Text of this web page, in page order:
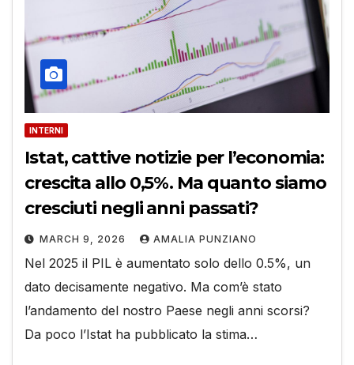
INTERNI
Istat, cattive notizie per l’economia:
crescita allo 0,5%. Ma quanto siamo
cresciuti negli anni passati?
MARCH 9, 2026 AMALIA PUNZIANO
Nel 2025 il PIL è aumentato solo dello 0.5%, un
dato decisamente negativo. Ma com’è stato
l’andamento del nostro Paese negli anni scorsi?
Da poco l’Istat ha pubblicato la stima…